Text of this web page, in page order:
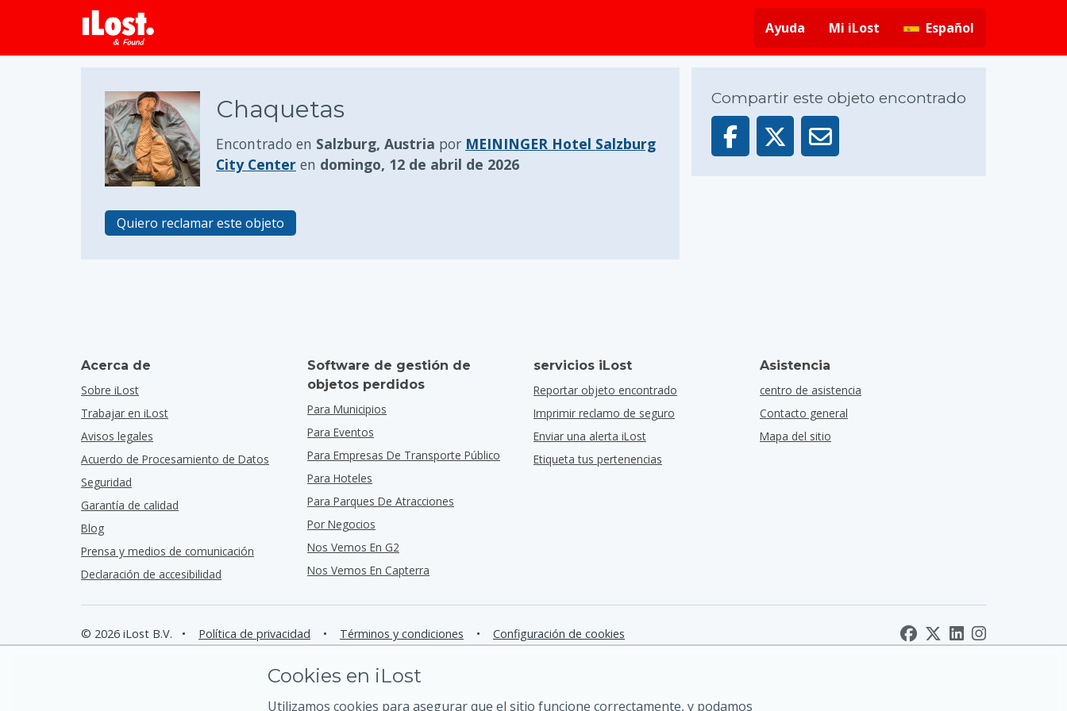
Ayuda Mi iLost Español
Chaquetas
Encontrado en Salzburg, Austria por MEININGER Hotel Salzburg
City Center en domingo, 12 de abril de 2026
Quiero reclamar este objeto
Compartir este objeto encontrado
Acerca de
Sobre iLost
Trabajar en iLost
Avisos legales
Acuerdo de Procesamiento de Datos
Seguridad
Garantía de calidad
Blog
Prensa y medios de comunicación
Declaración de accesibilidad
Software de gestión de
objetos perdidos
Para Municipios
Para Eventos
Para Empresas De Transporte Público
Para Hoteles
Para Parques De Atracciones
Por Negocios
Nos Vemos En G2
Nos Vemos En Capterra
servicios iLost
Reportar objeto encontrado
Imprimir reclamo de seguro
Enviar una alerta iLost
Etiqueta tus pertenencias
Asistencia
centro de asistencia
Contacto general
Mapa del sitio
© 2026 iLost B.V. • Política de privacidad • Términos y condiciones • Configuración de cookies
Cookies en iLost
Utilizamos cookies para asegurar que el sitio funcione correctamente, y podamos